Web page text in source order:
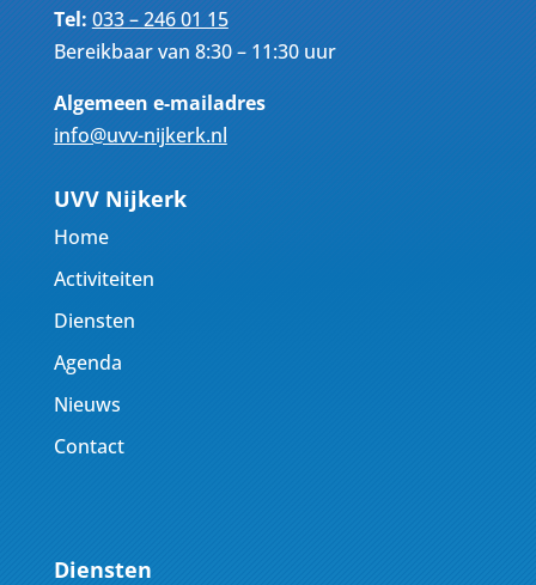
Tel:033 – 246 01 15
Bereikbaar van 8:30 – 11:30 uur
Algemeen e-mailadres
info@uvv-nijkerk.nl
UVV Nijkerk
Home
Activiteiten
Diensten
Agenda
Nieuws
Contact
Diensten